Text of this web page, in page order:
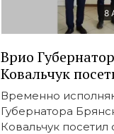
8
Врио
Ковальчук
Временно
Губернатора
Ковальчук посетил